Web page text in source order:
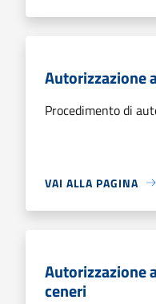
Autorizzazione
Procedimento di
VAI ALLA PAGINA
Autorizzazione
ceneri